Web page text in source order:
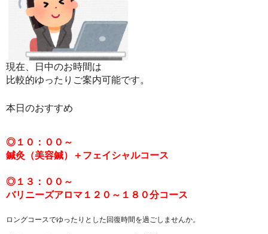
現在、日中のお時間は
比較的ゆったりご案内可能です。
本日のおすすめ
◎１０： ００～
鍼灸（美容鍼）＋フェイシャルコース
◎１３：００ ～
バリニーズアロマ１２０～１８０分コース
ロングコースでゆったりとした回復時間を過ごしませんか。